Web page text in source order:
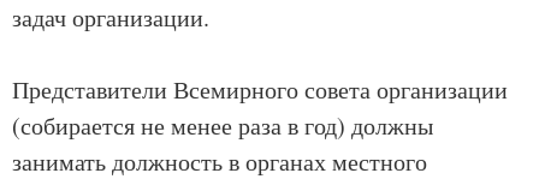
задач организации.
Представители Всемирного совета организации
(собирается не менее раза в год) должны
занимать должность в органах местного